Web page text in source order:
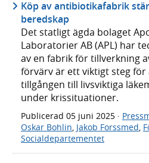
Köp av antibiotikafabrik
beredskap
Det statligt ägda bolaget
Laboratorier AB (APL) har
av en fabrik för tillverkning
förvärv är ett viktigt steg för
tillgången till livsviktiga
under krissituationer.
Publicerad 05 juni 2025 ·
Oskar Bohlin, Jakob Forssmed,
Socialdepartementet